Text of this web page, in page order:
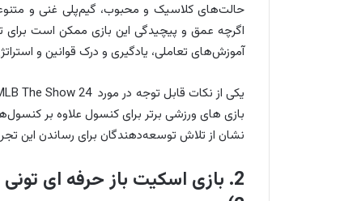
حالت‌های کلاسیک و محبوب، گیم‌پلی غنی و
اگرچه عمق و پیچیدگی این بازی ممکن است برای
آموزش‌های تعاملی، یادگیری و درک قوانین و
بازی‌ های ورزشی برتر برای کنسول علاوه بر
نشان از تلاش توسعه‌دهندگان برای رساندن این